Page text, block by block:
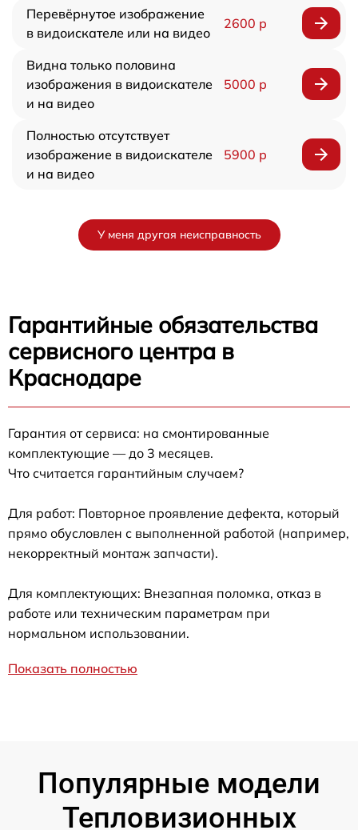
Перевёрнутое изображение
в видоискателе или на видео
2600 р
Видна только половина
изображения в видоискателе
и на видео
5000 р
Полностью отсутствует
изображение в видоискателе
и на видео
5900 р
У меня другая неисправность
Гарантийные обязательства
сервисного центра в
Краснодаре
Гарантия от сервиса: на смонтированные
комплектующие — до 3 месяцев.
Что считается гарантийным случаем?
Для работ: Повторное проявление дефекта, который
прямо обусловлен с выполненной работой (например,
некорректный монтаж запчасти).
Для комплектующих: Внезапная поломка, отказ в
работе или техническим параметрам при
нормальном использовании.
Показать полностью
Популярные модели
Тепловизионных